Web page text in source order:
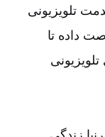
تلویزیونی
داده تا